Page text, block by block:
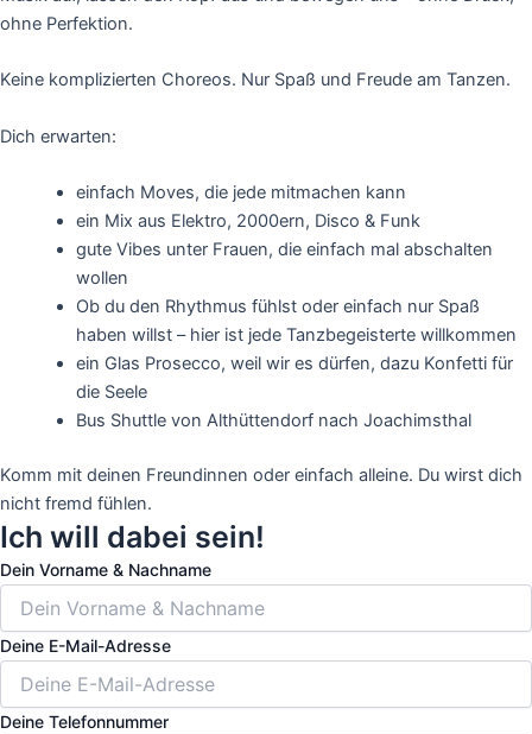
ohne Perfektion.
Keine komplizierten Choreos. Nur Spaß und Freude am Tanzen.
Dich erwarten:
einfach Moves, die jede mitmachen kann
ein Mix aus Elektro, 2000ern, Disco & Funk
gute Vibes unter Frauen, die einfach mal abschalten
wollen
Ob du den Rhythmus fühlst oder einfach nur Spaß
haben willst – hier ist jede Tanzbegeisterte willkommen
ein Glas Prosecco, weil wir es dürfen, dazu Konfetti für
die Seele
Bus Shuttle von Althüttendorf nach Joachimsthal
Komm mit deinen Freundinnen oder einfach alleine. Du wirst dich
nicht fremd fühlen.
Ich will dabei sein!
Dein Vorname & Nachname
Deine E-Mail-Adresse
Deine Telefonnummer